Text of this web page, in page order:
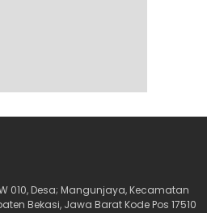
010, Desa; Mangunjaya, Kecamatan
Bekasi, Jawa Barat Kode Pos 17510